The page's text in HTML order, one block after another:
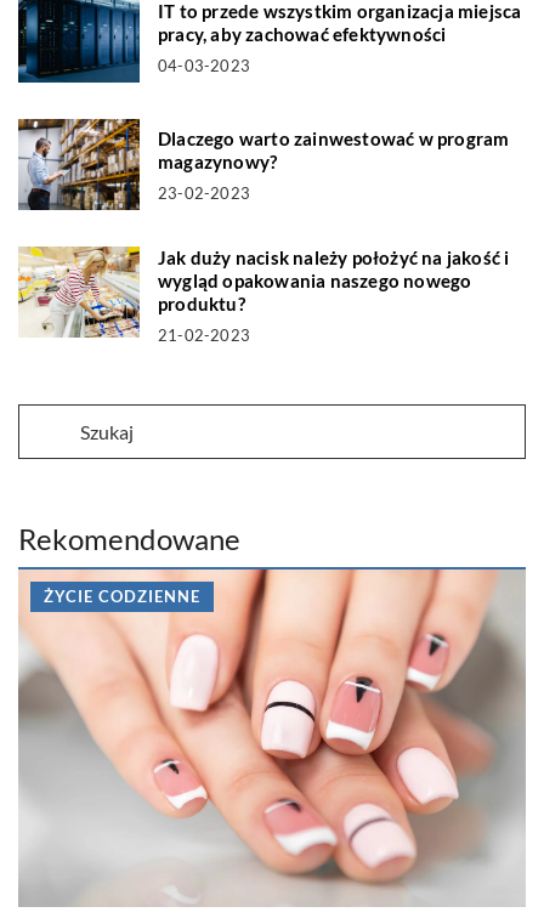
IT to przede wszystkim organizacja miejsca
pracy, aby zachować efektywności
04-03-2023
Dlaczego warto zainwestować w program
magazynowy?
23-02-2023
Jak duży nacisk należy położyć na jakość i
wygląd opakowania naszego nowego
produktu?
21-02-2023
Rekomendowane
ŻYCIE CODZIENNE